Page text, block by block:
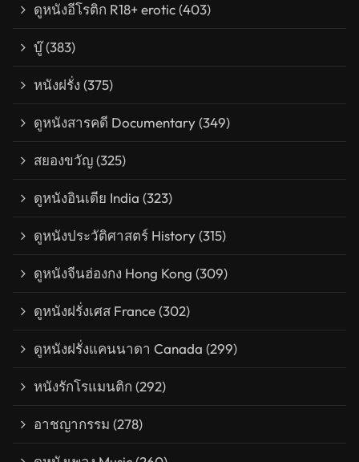
ดูหนังอีโรติก R18+ erotic(403)
บู๊(383)
หนังฝรั่ง (375)
ดูหนังสารคดี Documentary(349)
สยองขวัญ(325)
ดูหนังอินเดีย India (323)
ดูหนังประวัติศาสตร์ History(315)
ดูหนังจีนฮ่องกง Hong Kong (309)
ดูหนังฝรั่งเศส France(302)
ดูหนังฝรั่งแคนนาดา Canada (299)
หนังรักโรแมนติก (292)
อาชญากรรม (278)